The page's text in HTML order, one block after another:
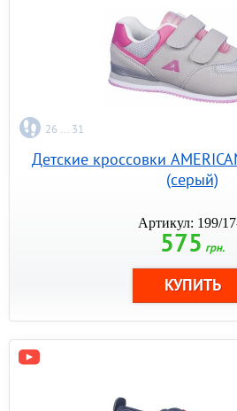
26 ... 31
Детские кроссовки
(серый)
Артикул: 199/
575 грн.